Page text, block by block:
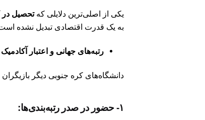
یکی از اصلی‌ترین دلایلی کهتحصیل در
به یک قدرت اقتصادی تبدیل نشده
رتبه‌های جهانی و اعتبار آکادمیک
دانشگاه‌های کره جنوبی دیگر
۱- حضور در صدر رتبه‌بندی‌ها: